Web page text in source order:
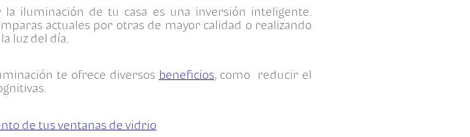
iluminación de tu casa es una inversión inteligente.
actuales por otras de mayor calidad o realizando
luz del día.
te ofrece diversos beneficios, como reducir el
de tus ventanas de vidrio